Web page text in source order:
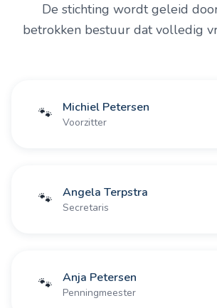
De stichting wordt geleid
betrokken bestuur dat volledig
🐾 Michiel Petersen
Voorzitter
🐾 Angela Terpstra
Secretaris
🐾 Anja Petersen
Penningmeester